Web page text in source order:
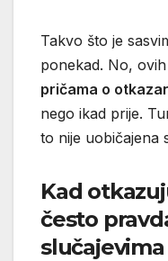
Takvo što je
ponekad. No,
pričama o
nego ikad prije.
to nije uobičajena
Kad
često